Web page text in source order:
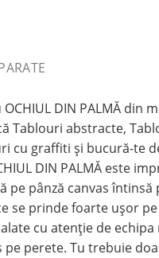
DIN PALMĂ din
Tablouri abstracte,
cu graffiti și bucură-te
DIN PALMĂ este
pe pânză canvas întinsă
se prinde foarte ușor
cu atenție de echipa
pe perete. Tu trebuie